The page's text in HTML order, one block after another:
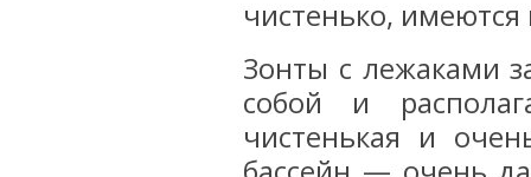
чистенько, имеются
Зонты с лежаками
собой и
чистенькая и